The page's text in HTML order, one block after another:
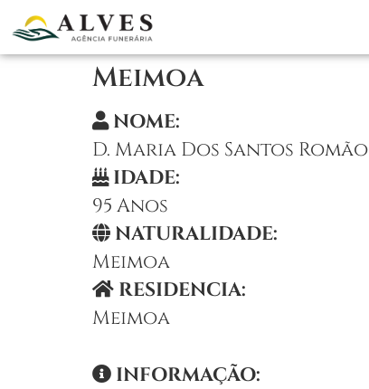
Meimoa
NOME:
D. Maria Dos Santos Romão
IDADE:
95 Anos
NATURALIDADE:
Meimoa
RESIDENCIA:
Meimoa
INFORMAÇÃO: